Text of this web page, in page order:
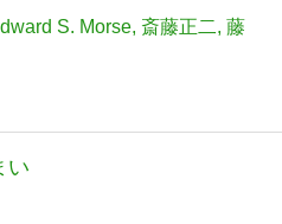
S. Morse 斎藤正二 藤
い